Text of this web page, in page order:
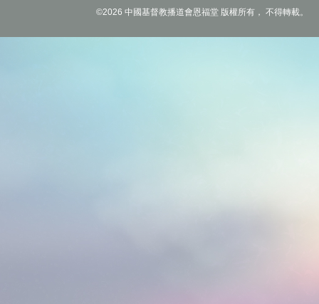
©2026 中國基督教播道會恩福堂 版權所有， 不得轉載。